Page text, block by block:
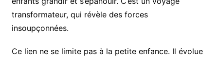
transformateur, qui révèle des forces
insoupçonnées.
Ce lien ne se limite pas à la petite enfance. Il évolue